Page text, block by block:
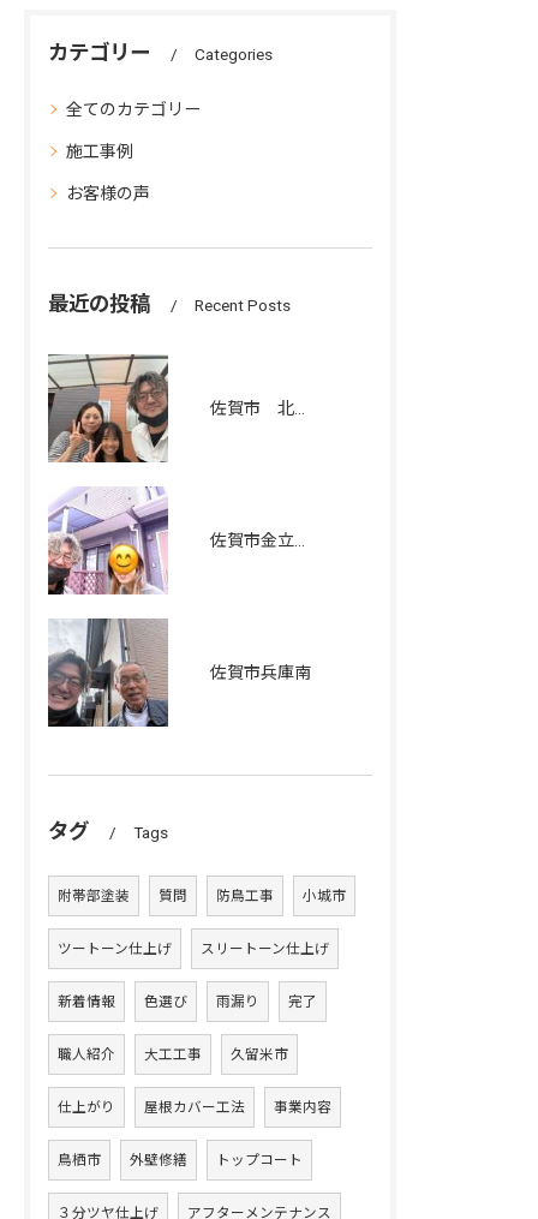
カテゴリー Categories
全てのカテゴリー
施工事例
お客様の声
最近の投稿 Recent Posts
佐賀市兵庫南
タグ Tags
附帯部塗装 質問 防鳥工事 小城市
ツートーン仕上げ スリートーン仕上げ
新着情報 色選び 雨漏り 完了
職人紹介 大工工事 久留米市
仕上がり 屋根カバー工法 事業内容
鳥栖市 外壁修繕 トップコート
３分ツヤ仕上げ アフターメンテナンス